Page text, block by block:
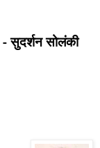
- सुदर्शन सोलंकी